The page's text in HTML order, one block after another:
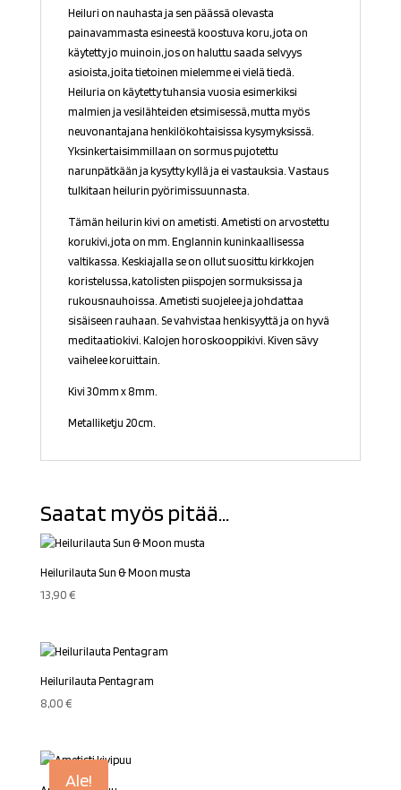
Heiluri on nauhasta ja sen päässä olevasta
painavammasta esineestä koostuva koru, jota on
käytetty jo muinoin, jos on haluttu saada selvyys
asioista, joita tietoinen mielemme ei vielä tiedä.
Heiluria on käytetty tuhansia vuosia esimerkiksi
malmien ja vesilähteiden etsimisessä, mutta myös
neuvonantajana henkilökohtaisissa kysymyksissä.
Yksinkertaisimmillaan on sormus pujotettu
narunpätkään ja kysytty kyllä ja ei vastauksia. Vastaus
tulkitaan heilurin pyörimissuunnasta.
Tämän heilurin kivi on ametisti. Ametisti on arvostettu
korukivi, jota on mm. Englannin kuninkaallisessa
valtikassa. Keskiajalla se on ollut suosittu kirkkojen
koristelussa, katolisten piispojen sormuksissa ja
rukousnauhoissa. Ametisti suojelee ja johdattaa
sisäiseen rauhaan. Se vahvistaa henkisyyttä ja on hyvä
meditaatiokivi. Kalojen horoskooppikivi. Kiven sävy
vaihelee koruittain.
Kivi 30mm x 8mm.
Metalliketju 20cm.
Saatat myös pitää...
Heilurilauta Sun & Moon musta
13,90€
Heilurilauta Pentagram
8,00€
Ale!